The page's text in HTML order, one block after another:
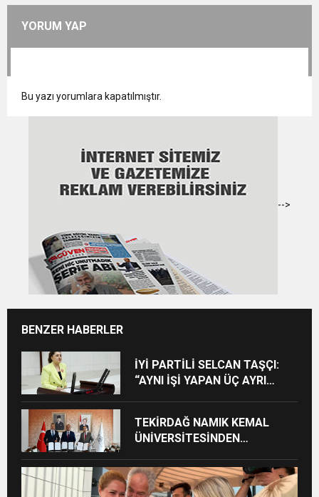
YORUM YAP
Bu yazı yorumlara kapatılmıştır.
-->
BENZER HABERLER
İYİ PARTİLİ SELCAN TAŞÇI:
“AYNI İŞİ YAPAN ÜÇ AYRI
TEKİRDAĞ NAMIK KEMAL
ÜNİVERSİTESİNDEN